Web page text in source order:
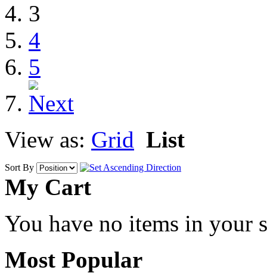
3
4
5
View as: Grid List
Sort By
My Cart
You have no items in your
Most Popular